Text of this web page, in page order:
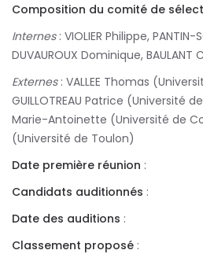
Composition du comité de
Internes: VIOLIER Philippe, PANTIN-
DUVAUROUX Dominique, BAULANT
Externes: VALLEE Thomas
GUILLOTREAU Patrice (Université
Marie-Antoinette (Université de
(Université de Toulon)
Date première réunion :
Candidats auditionnés :
Date des auditions :
Classement proposé :